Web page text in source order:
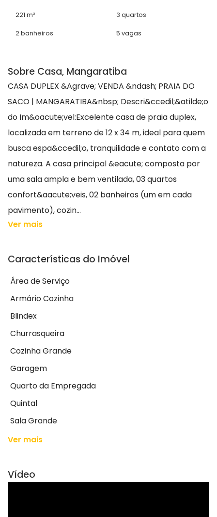
221 m² 3 quartos
2 banheiros 5 vagas
Sobre Casa, Mangaratiba
CASA DUPLEX &Agrave; VENDA &ndash; PRAIA DO
SACO | MANGARATIBA&nbsp; Descri&ccedil;&atilde;o
do Im&oacute;vel:Excelente casa de praia duplex,
localizada em terreno de 12 x 34 m, ideal para quem
busca espa&ccedil;o, tranquilidade e contato com a
natureza. A casa principal &eacute; composta por
uma sala ampla e bem ventilada, 03 quartos
confort&aacute;veis, 02 banheiros (um em cada
pavimento), cozin...
Ver mais
Características do Imóvel
Área de Serviço
Armário Cozinha
Blindex
Churrasqueira
Cozinha Grande
Garagem
Quarto da Empregada
Quintal
Sala Grande
Ver mais
Vídeo